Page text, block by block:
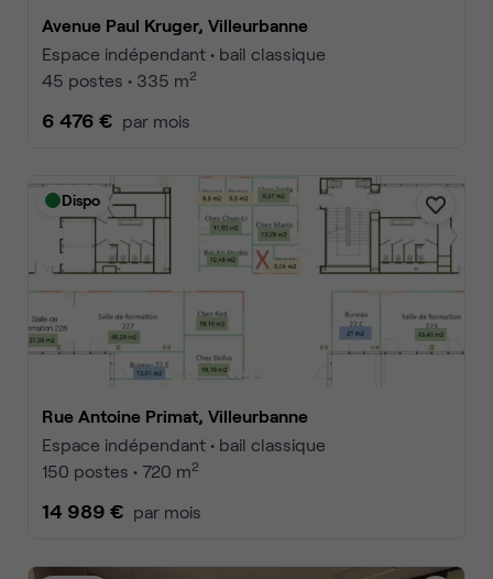
Avenue Paul Kruger, Villeurbanne
Espace indépendant • bail classique
45 postes • 335 m2
6 476 € par mois
Dispo
Rue Antoine Primat, Villeurbanne
Espace indépendant • bail classique
150 postes • 720 m2
14 989 € par mois